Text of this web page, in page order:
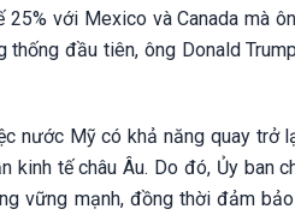
với Mexico và Canada mà
đầu tiên, ông Donald
nước Mỹ có khả năng quay trở
tế châu Âu. Do đó, Ủy ban
vững mạnh, đồng thời đảm